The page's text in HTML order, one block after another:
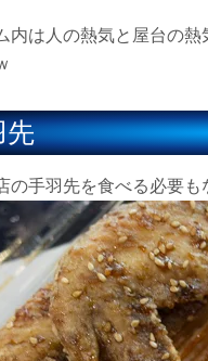
は人の熱気と屋台の熱
先
の手羽先を食べる必要も